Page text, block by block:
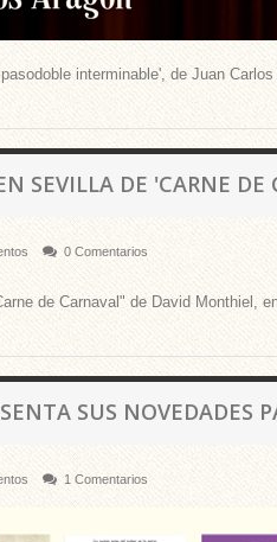
interminable', de Juan
SEVILLA DE 'CARNE DE
0 Comentarios
de Carnaval" de David Monthiel,
SUS NOVEDADES
1 Comentarios